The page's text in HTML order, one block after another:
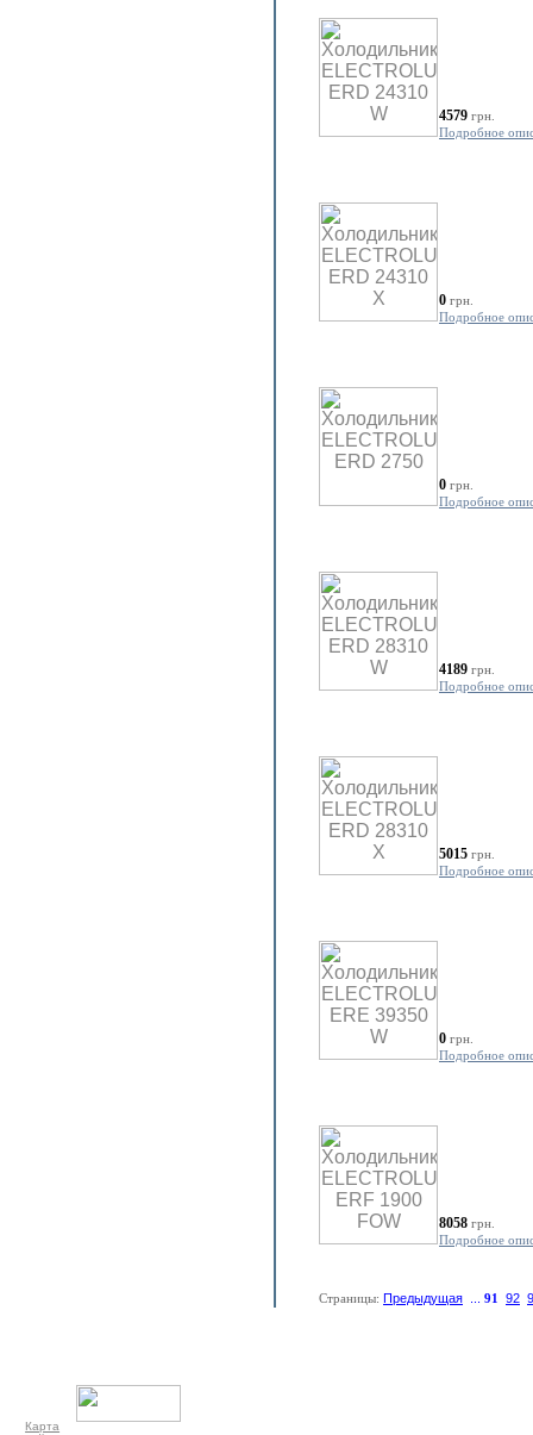
4579 грн.
Подробное
0 грн.
Подробное
0 грн.
Подробное
4189 грн.
Подробное
5015 грн.
Подробное
0 грн.
Подробное
8058 грн.
Подробное
Страницы: Предыдущая 91 92
Карта